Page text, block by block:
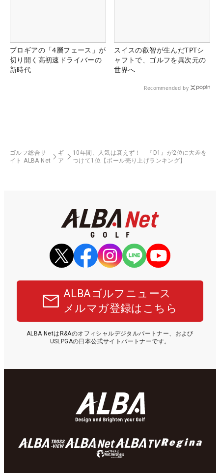
プロギアの「4層フェース」が
切り開く高初速ドライバーの
新時代
スイスの叡智が生んだTPTシ
ャフトで、ゴルフを異次元の
世界へ
Recommended by
ゴルフ総合サ
イト ALBA Net
ギ
ア
10年間、人気は衰えず！ 『D1』が2位に大差を
つけて1位【ボール売り上げランキング】
ALBAゴルフニュース
メルマガ登録はこちら
ALBA NetはR&Aのオフィシャルデジタルパートナー、および
USLPGAの日本公式サイトパートナーです。